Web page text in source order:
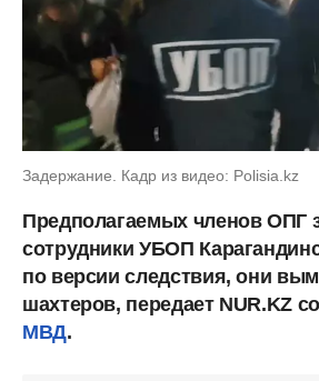
Задержание. Кадр из видео: Polisia.kz
Предполагаемых членов ОПГ
сотрудники УБОП
по версии следствия, они
шахтеров, передает NUR.KZ
МВД.